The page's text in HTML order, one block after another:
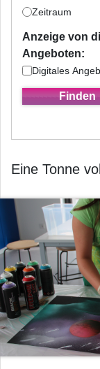
Zeitraum
Anzeige von
Angeboten:
Digitales
Eine Tonne